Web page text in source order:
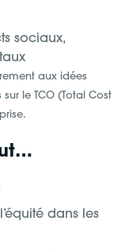
sociaux,
aux idées
le TCO (Total Cost
dans les